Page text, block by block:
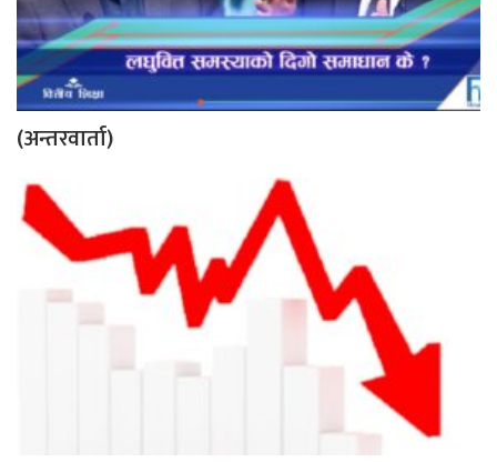
(अन्तरवार्ता)